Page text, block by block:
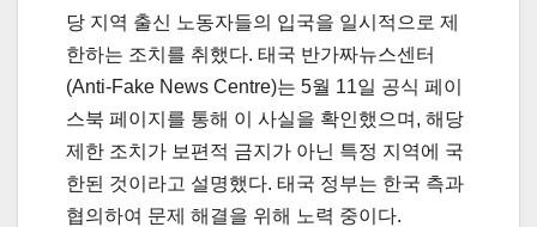
당 지역 출신 노동자들의 입국을 일시적으로 제
한하는 조치를 취했다. 태국 반가짜뉴스센터
(Anti-Fake News Centre)는 5월 11일 공식 페이
스북 페이지를 통해 이 사실을 확인했으며, 해당
제한 조치가 보편적 금지가 아닌 특정 지역에 국
한된 것이라고 설명했다. 태국 정부는 한국 측과
협의하여 문제 해결을 위해 노력 중이다.